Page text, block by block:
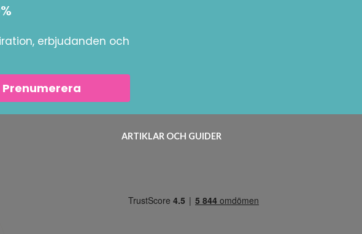
erbjudanden och
Prenumerera
ARTIKLAR OCH GUIDER